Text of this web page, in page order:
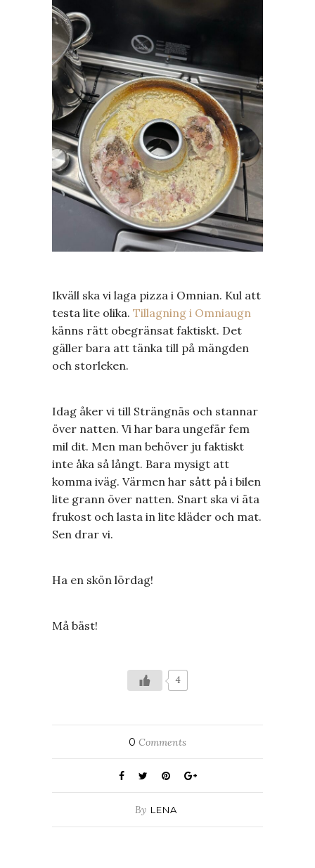
Ikväll ska vi laga pizza i Omnian. Kul att
testa lite olika. Tillagning i Omniaugn
känns rätt obegränsat faktiskt. Det
gäller bara att tänka till på mängden
och storleken.
Idag åker vi till Strängnäs och stannar
över natten. Vi har bara ungefär fem
mil dit. Men man behöver ju faktiskt
inte åka så långt. Bara mysigt att
komma iväg. Värmen har sått på i bilen
lite grann över natten. Snart ska vi äta
frukost och lasta in lite kläder och mat.
Sen drar vi.
Ha en skön lördag!
Må bäst!
4
0 Comments
By LENA